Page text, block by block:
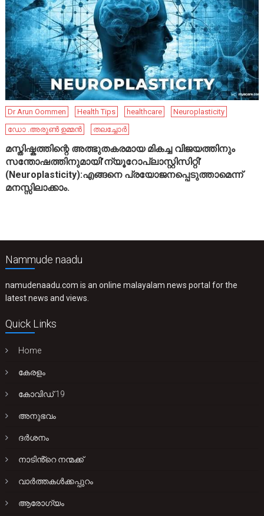
Dr Arun Oommen Health Tips healthcare
Neuroplasticity
ഡോ .അരുൺ ഉമ്മൻ
തലച്ചോർ
മസ്തിഷ്കത്തിന്റെ അത്ഭുതകരമായ മികച്ച വിജയത്തിനും
സന്തോഷത്തിനുമായി’ന്യൂറോപ്ലാസ്റ്റിസിറ്റി’
(Neuroplasticity):എങ്ങനെ പ്രയോജനപ്പെടുത്താമെന്ന്
മനസ്സിലാക്കാം.
Nammude naadu
namudenaadu.com is an online malayalam news portal for the
latest news and views.
Quick Links
Home
കേരളം
കോവിഡ് 19
അനുഭവം
ദർശനം
നാടിൻ്റെ നന്മക്ക്
വാർത്തകൾക്കപ്പുറം
ആരോഗ്യം